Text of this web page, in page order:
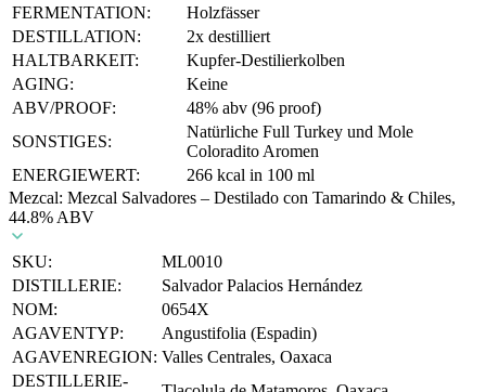
FERMENTATION:
Holzfässer
DESTILLATION:
2x destilliert
HALTBARKEIT:
Kupfer-Destilierkolben
AGING:
Keine
ABV/PROOF:
48% abv (96 proof)
SONSTIGES:
Natürliche Full Turkey und Mole
Coloradito Aromen
ENERGIEWERT:
266 kcal in 100 ml
Mezcal: Mezcal Salvadores – Destilado con Tamarindo & Chiles,
44.8% ABV
SKU:
ML0010
DISTILLERIE:
Salvador Palacios Hernández
NOM:
0654X
AGAVENTYP:
Angustifolia (Espadin)
AGAVENREGION: Valles Centrales, Oaxaca
DESTILLERIE-